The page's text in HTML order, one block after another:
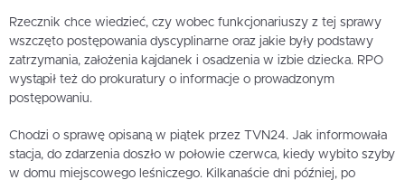
Rzecznik chce wiedzieć, czy wobec funkcjonariuszy z tej sprawy
wszczęto postępowania dyscyplinarne oraz jakie były podstawy
zatrzymania, założenia kajdanek i osadzenia w izbie dziecka. RPO
wystąpił też do prokuratury o informacje o prowadzonym
postępowaniu.
Chodzi o sprawę opisaną w piątek przez TVN24. Jak informowała
stacja, do zdarzenia doszło w połowie czerwca, kiedy wybito szyby
w domu miejscowego leśniczego. Kilkanaście dni później, po